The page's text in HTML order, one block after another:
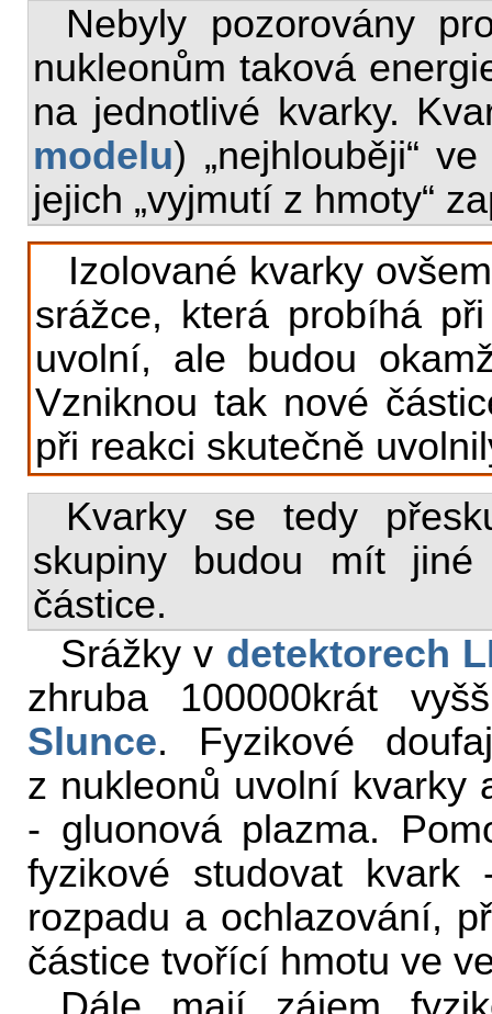
Nebyly pozorovány
nukleonům taková
na jednotlivé kvarky.
modelu) „nejhlouběji“
jejich „vyjmutí z hmoty“
Izolované kvarky
srážce, která probíhá
uvolní, ale budou
Vzniknou tak nové
při reakci skutečně
Kvarky se tedy
skupiny budou mít jiné
částice.
Srážky v detektorech
zhruba 100000krát
Slunce. Fyzikové
z nukleonů uvolní kvarky
- gluonová plazma.
fyzikové studovat
rozpadu a ochlazování,
částice tvořící hmotu ve